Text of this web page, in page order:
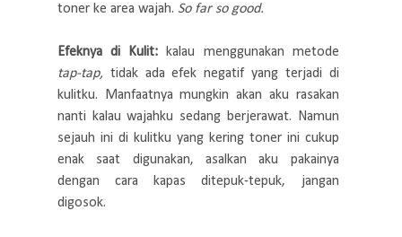
toner ke area wajah. So far so good.
Efeknya di Kulit:
kalau menggunakan metode
tap-tap, tidak ada efek negatif yang terjadi di
kulitku. Manfaatnya mungkin akan aku rasakan
nanti kalau wajahku sedang berjerawat. Namun
sejauh ini di kulitku yang kering toner ini cukup
enak saat digunakan, asalkan aku pakainya
dengan cara kapas ditepuk-tepuk, jangan
digosok.